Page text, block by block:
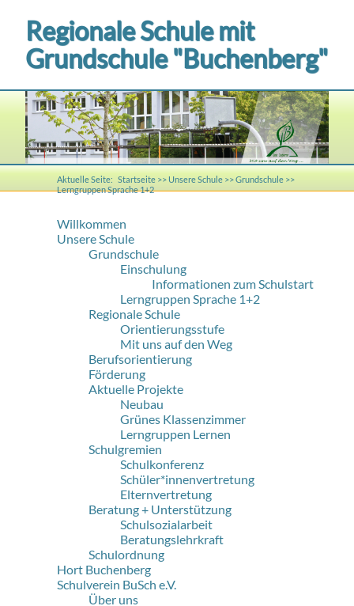
Regionale Schule mit
Grundschule "Buchenberg"
Aktuelle Seite: Startseite >>Unsere Schule >>Grundschule >>
Lerngruppen Sprache 1+2
Willkommen
Unsere Schule
Grundschule
Einschulung
Informationen zum Schulstart
Lerngruppen Sprache 1+2
Regionale Schule
Orientierungsstufe
Mit uns auf den Weg
Berufsorientierung
Förderung
Aktuelle Projekte
Neubau
Grünes Klassenzimmer
Lerngruppen Lernen
Schulgremien
Schulkonferenz
Schüler*innenvertretung
Elternvertretung
Beratung + Unterstützung
Schulsozialarbeit
Beratungslehrkraft
Schulordnung
Hort Buchenberg
Schulverein BuSch e.V.
Über uns